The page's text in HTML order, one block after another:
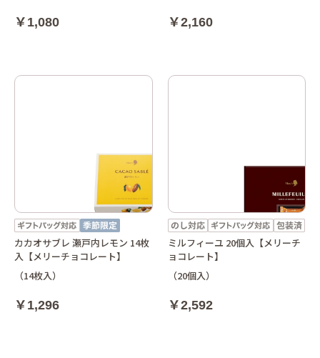
￥1,080 ￥2,160
カカオサブレ 瀬戸内レモン 14枚
入【メリーチョコレート】
（14枚入）
￥1,296
ミルフィーユ 20個入【メリーチ
ョコレート】
（20個入）
￥2,592